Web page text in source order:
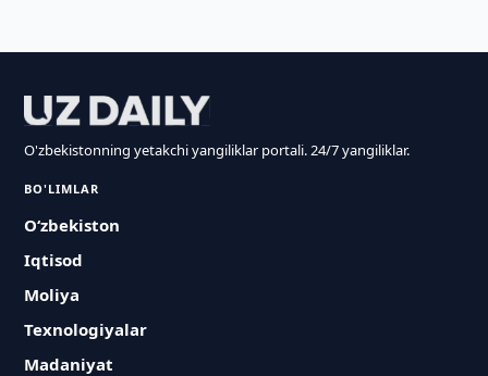
O'zbekistonning yetakchi yangiliklar portali. 24/7 yangiliklar.
BO'LIMLAR
O‘zbekiston
Iqtisod
Moliya
Texnologiyalar
Madaniyat